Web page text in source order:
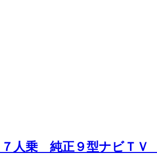
人乗 純正９型ナビＴ